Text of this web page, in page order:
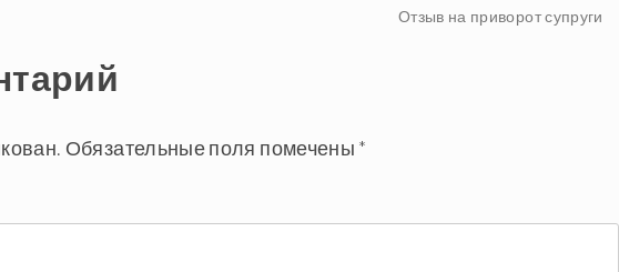
Отзыв на приворот супруги
Обязательные поля помечены *